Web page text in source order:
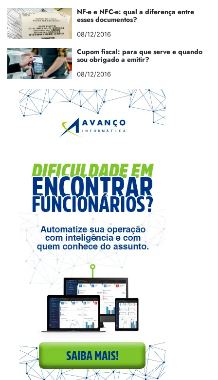
NF-e e NFC-e: qual a diferença entre
esses documentos?
08/12/2016
Cupom fiscal: para que serve e quando
sou obrigado a emitir?
08/12/2016